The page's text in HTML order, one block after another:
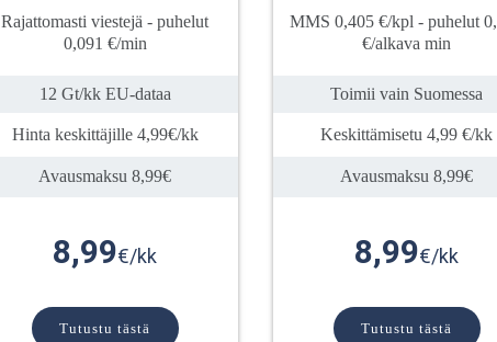
Rajattomasti viestejä - puhelut
0,091 €/min
12 Gt/kk EU-dataa
Hinta keskittäjille 4,99€/kk
Avausmaksu 8,99€
8,99€/kk
Tutustu tästä
MMS 0,405 €/kpl - puhelut
€/alkava min
Toimii vain Suomessa
Keskittämisetu 4,99 €/kk
Avausmaksu 8,99€
8,99€/kk
Tutustu tästä